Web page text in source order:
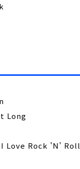
Long
Love Rock 'N' Roll